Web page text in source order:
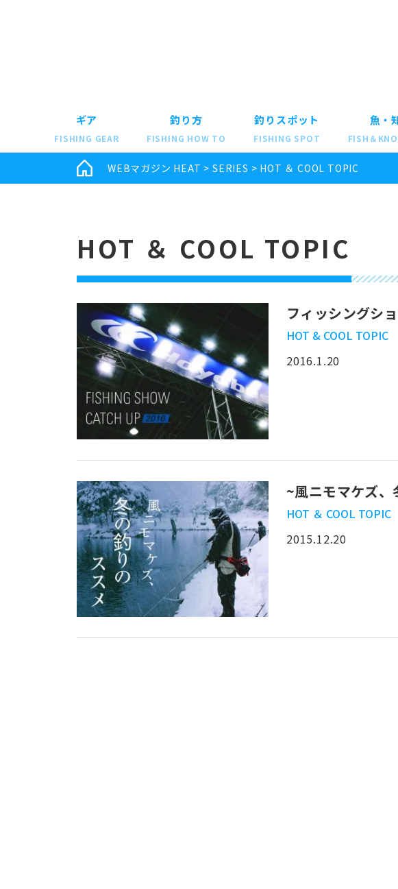
ギア
FISHING GEAR
釣り方
FISHING HOW TO
釣りスポット
FISHING SPOT
魚・
FISH＆
WEBマガジン HEAT >SERIES > HOT ＆ COOL TOPIC
HOT ＆ COOL TOPIC
フィッシングシ
HOT & COOL TOPIC
2016.1.20
~風ニモマケズ
HOT ＆ COOL TOPIC
2015.12.20